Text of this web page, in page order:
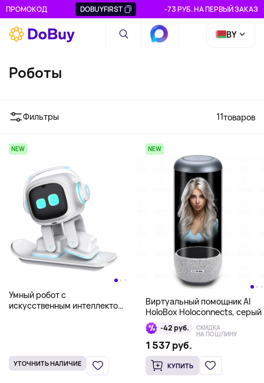
ПРОМОКОД DOBUYFIRST -73 РУБ. НА ПЕРВЫЙ ЗАКАЗ
BY
Роботы
Фильтры 11товаров
NEW
Умный робот с
искусственным интеллектом
УТОЧНИТЬ НАЛИЧИЕ
NEW
Виртуальный помощник AI
HoloBox Holoconnects, серый
-42 руб. СКИДКА
НА ПОШЛИНУ
1 537 руб.
КУПИТЬ